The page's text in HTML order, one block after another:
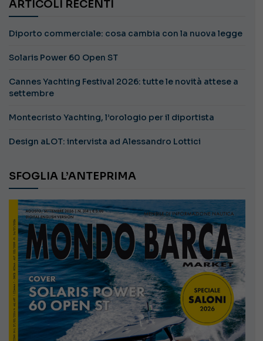
ARTICOLI RECENTI
Diporto commerciale: cosa cambia con la nuova legge
Solaris Power 60 Open ST
Cannes Yachting Festival 2026: tutte le novità attese a
settembre
Montecristo Yachting, l’orologio per il diportista
Design aLOT: intervista ad Alessandro Lottici
SFOGLIA L’ANTEPRIMA